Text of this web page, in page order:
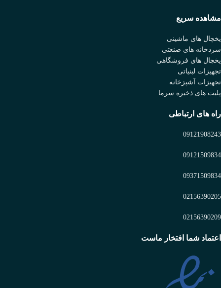
مشاهده سریع
یخچال های ماشینی
سردخانه های صنعتی
یخچال های فروشگاهی
تجهیزات لبنیاتی
تجهیزات آشپزخانه
پلیت های ذخیره سرما
راه های ارتباطی
09121908243
09121509834
09371509834
02156390205
02156390209
اعتماد شما افتخار ماست